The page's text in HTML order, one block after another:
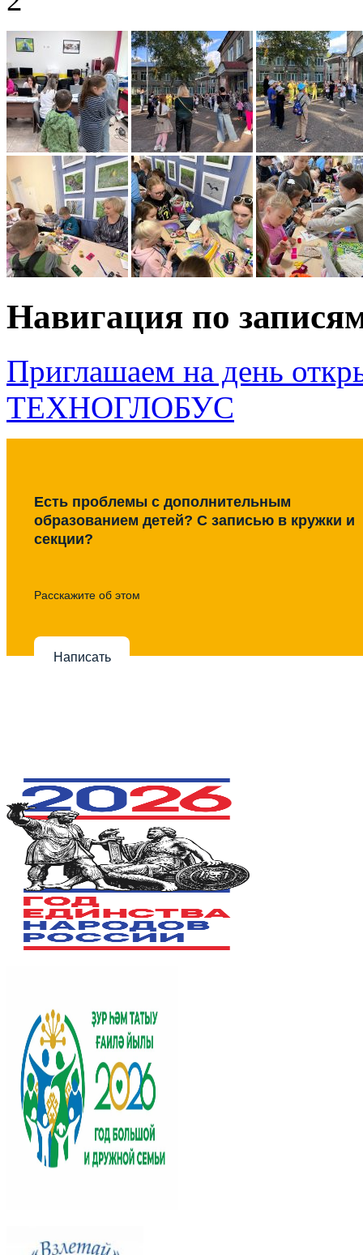
Навигация по
Приглашаем на день
ТЕХНОГЛОБУС
Есть проблемы с дополнительным
образованием детей? С записью в кружки и
секции?
Расскажите об этом
Написать